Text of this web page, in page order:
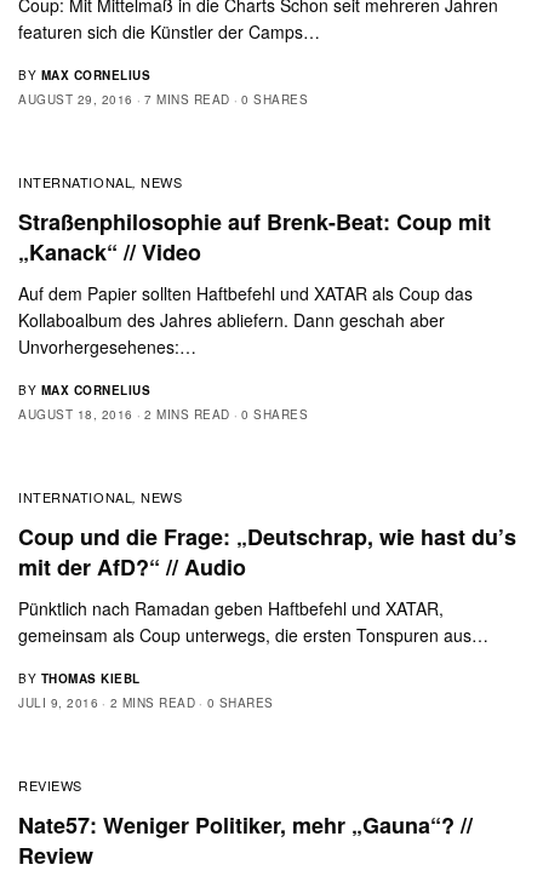
featuren sich die Künstler der Camps…
BY MAX CORNELIUS
AUGUST 29, 2016
7 MINS READ 0 SHARES
INTERNATIONAL ,NEWS
Straßenphilosophie auf Brenk-Beat: Coup mit
„Kanack“ // Video
Auf dem Papier sollten Haftbefehl und XATAR als Coup das
Kollaboalbum des Jahres abliefern. Dann geschah aber
Unvorhergesehenes:…
BY MAX CORNELIUS
AUGUST 18, 2016
2 MINS READ 0 SHARES
INTERNATIONAL ,NEWS
Coup und die Frage: „Deutschrap, wie hast du’s
mit der AfD?“ // Audio
Pünktlich nach Ramadan geben Haftbefehl und XATAR,
gemeinsam als Coup unterwegs, die ersten Tonspuren aus…
BY THOMAS KIEBL
JULI 9, 2016
2 MINS READ 0 SHARES
REVIEWS
Nate57: Weniger Politiker, mehr „Gauna“? //
Review